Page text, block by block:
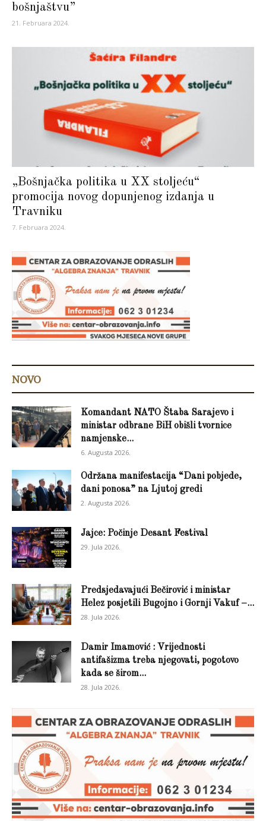
bošnjaštvu”
21. Februara 2024.
„Bošnjačka politika u XX stoljeću“
promocija novog dopunjenog izdanja u
Travniku
7. Februara 2024.
NOVO
Komandant NATO Štaba Sarajevo i
ministar odbrane BiH obišli tvornice
namjenske...
6. Augusta 2026.
Održana manifestacija “Dani pobjede,
dani ponosa” na Ljutoj gredi
2. Augusta 2026.
Jajce: Počinje Desant Festival
29. Jula 2026.
Predsjedavajući Bečirović i ministar
Helez posjetili Bugojno i Gornji Vakuf –...
28. Jula 2026.
Damir Imamović : Vrijednosti
antifašizma treba njegovati, pogotovo
kada se širom...
28. Jula 2026.